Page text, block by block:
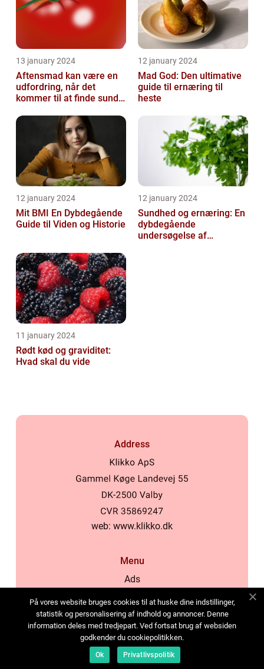
13 january 2024
Aftensmad kan være en
udfordring, når det
kommer til at finde sunde
samtidi...
12 january 2024
Mad God: Den ultimative
guide til ernæring til
heste
12 january 2024
Mit BMI En Dybdegående
Guide til Viden og Historie
12 january 2024
Sundhed og ernæring: En
dybdegående
undersøgelse af
11 january 2024
Rødt kød og graviditet:
Hvad skal du vide
Address
web: www.klikko.dk
Menu
Ads
Cookies
Contact
Sitemap
På vores website bruges cookies til at huske dine indstillinger,
statistik og personalisering af indhold og annoncer. Denne
information deles med tredjepart. Ved fortsat brug af websiden
godkender du cookiepolitikken.
Ok Privatlivspolitik